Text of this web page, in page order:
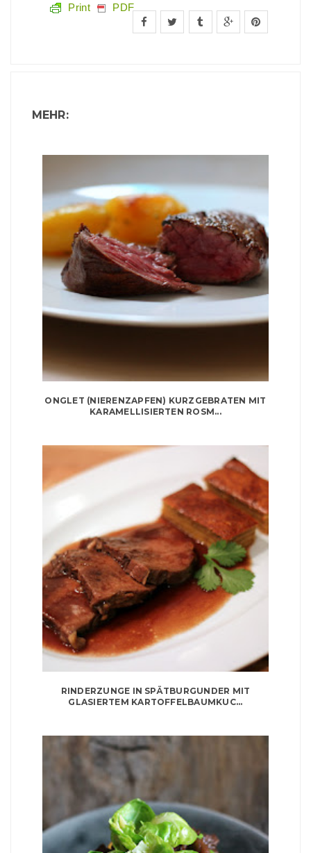
Print PDF
MEHR:
ONGLET (NIERENZAPFEN) KURZGEBRATEN MIT
KARAMELLISIERTEN ROSM...
RINDERZUNGE IN SPÄTBURGUNDER MIT
GLASIERTEM KARTOFFELBAUMKUC...